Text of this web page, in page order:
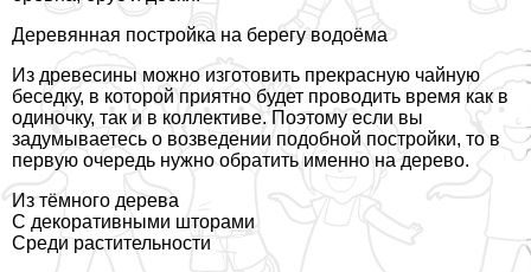
Деревянная постройка на берегу водоёма
Из древесины можно изготовить прекрасную чайную
беседку, в которой приятно будет проводить время как в
одиночку, так и в коллективе. Поэтому если вы
задумываетесь о возведении подобной постройки, то в
первую очередь нужно обратить именно на дерево.
Из тёмного дерева
С декоративными шторами
Среди растительности